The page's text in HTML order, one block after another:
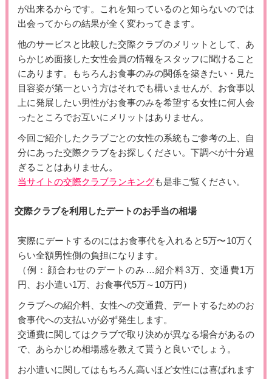
が出来るからです。これを知っているのと知らないのでは
出会ってからの結果が全く変わってきます。
他のサービスと比較した交際クラブのメリットとして、あ
らかじめ面接した女性会員の情報をスタッフに聞けること
にあります。もちろんお食事のみの関係を築きたい・見た
目容姿が第一という方はそれでも構いませんが、お食事以
上に発展したい男性がお食事のみを希望する女性に何人会
ったところでお互いにメリットはありません。
今回ご紹介したクラブごとの女性の系統もご参考の上、自
分にあった交際クラブをお探しください。下調べが十分過
ぎることはありません。
当サイトの交際クラブランキングも是非ご覧ください。
交際クラブを利用したデートのお手当の相場
実際にデートするのにはお食事代を入れると5万〜10万く
らい全額男性側の負担になります。
（例：顔合わせのデートのみ…紹介料3万、交通費1万
円、お小遣い1万、お食事代5万～10万円）
クラブへの紹介料、女性への交通費、デートするためのお
食事代への支払いが必ず発生します。
交通費に関してはクラブで取り決めが異なる場合があるの
で、あらかじめ相場感を教えて貰うと良いでしょう。
お小遣いに関してはもちろん高いほど女性には喜ばれます